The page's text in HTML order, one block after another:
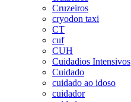
Cruzeiros
cryodon taxi
CT
cuf
CUH
Cuidadios Intensivos
Cuidado
cuidado ao idoso
cuidador